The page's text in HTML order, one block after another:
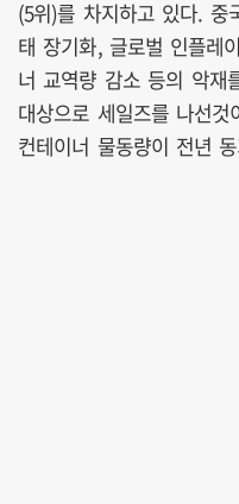
(5위)를 차지하고 있다.
태 장기화, 글로벌 인플레
너 교역량 감소 등의 악재
대상으로 세일즈를 나선
컨테이너 물동량이 전년